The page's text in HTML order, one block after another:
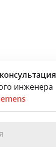
инженера